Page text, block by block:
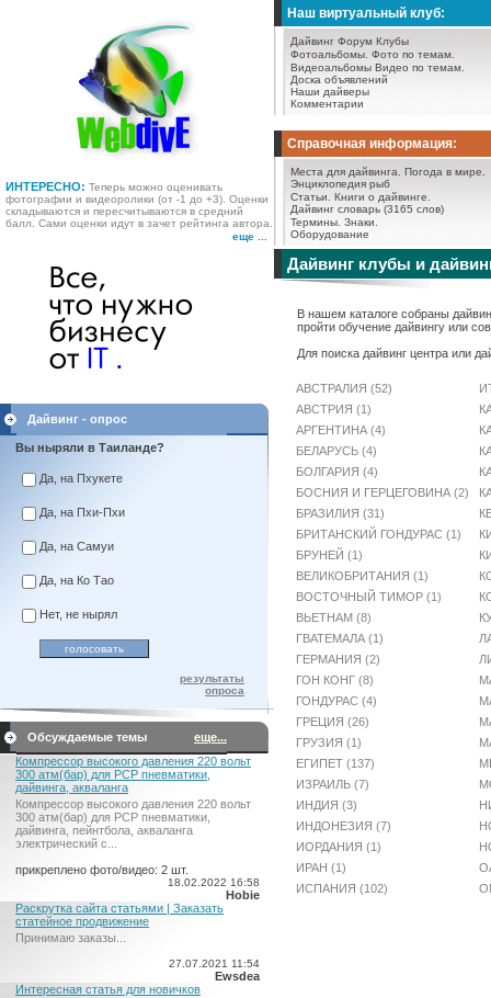
ИНТЕРЕСНО: Теперь можно оценивать
фотографии и видеоролики (от -1 до +3). Оценки
складываются и пересчитываются в средний
балл. Сами оценки идут в зачет рейтинга автора.
еще ...
Наш виртуальный клуб:
Дайвинг Форум Клубы
Фотоальбомы. Фото по темам.
Видеоальбомы Видео по темам.
Доска объявлений
Наши дайверы
Комментарии
Справочная информация:
Места для дайвинга.
Погода в мире.
Энциклопедия рыб
Статьи.
Книги о дайвинге.
Дайвинг словарь (3165 слов)
Термины. Знаки.
Оборудование
Дайвинг - опрос
Вы ныряли в Таиланде?
Да, на Пхукете
Да, на Пхи-Пхи
Да, на Самуи
Да, на Ко Тао
Нет, не нырял
результаты
опроса
Обсуждаемые темы
еще...
Компрессор высокого давления 220 вольт
300 атм(бар) для PCP пневматики,
дайвинга, акваланга
Компрессор высокого давления 220 вольт
300 атм(бар) для PCP пневматики,
дайвинга, пейнтбола, акваланга
электрический c...
прикреплено фото/видео: 2 шт.
18.02.2022 16:58
Hobie
Раскрутка сайта статьями | Заказать
статейное продвижение
Принимаю заказы...
27.07.2021 11:54
Ewsdea
Интересная статья для новичков
Дайвинг клубы и
В нашем каталоге собраны
пройти обучение дайвингу или
Для поиска дайвинг центра или
АВСТРАЛИЯ (52)
АВСТРИЯ (1)
АРГЕНТИНА (4)
БЕЛАРУСЬ (4)
БОЛГАРИЯ (4)
БОСНИЯ И ГЕРЦЕГОВИНА (2)
БРАЗИЛИЯ (31)
БРИТАНСКИЙ ГОНДУРАС (1)
БРУНЕЙ (1)
ВЕЛИКОБРИТАНИЯ (1)
ВОСТОЧНЫЙ ТИМОР (1)
ВЬЕТНАМ (8)
ГВАТЕМАЛА (1)
ГЕРМАНИЯ (2)
ГОН КОНГ (8)
ГОНДУРАС (4)
ГРЕЦИЯ (26)
ГРУЗИЯ (1)
ЕГИПЕТ (137)
ИЗРАИЛЬ (7)
ИНДИЯ (3)
ИНДОНЕЗИЯ (7)
ИОРДАНИЯ (1)
ИРАН (1)
ИСПАНИЯ (102)